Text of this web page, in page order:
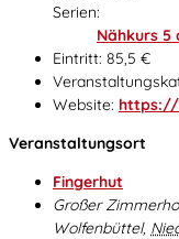
Serien:
Nähkurs 5
Eintritt: 85,5 €
Website: https://
Veranstaltungsort
Fingerhut
Großer
Wolfenbüttel,